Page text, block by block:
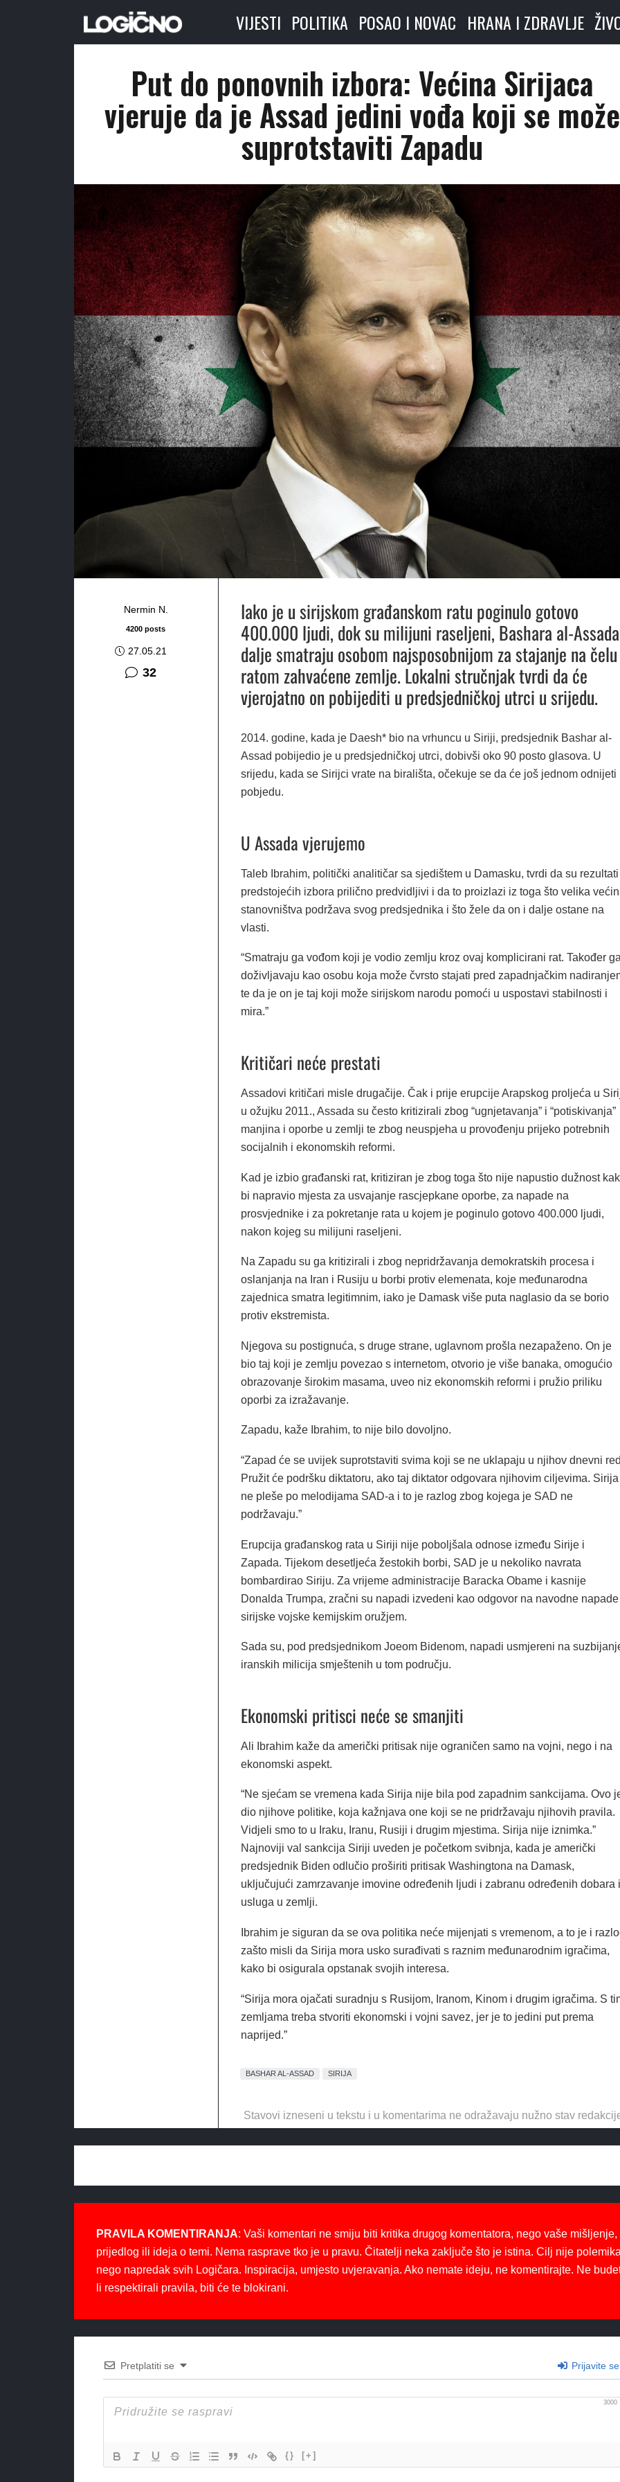
VIJESTI POLITIKA POSAO I NOVAC HRANA I ZDRAVLJE
Put do ponovnih izbora: Većina Sirijaca
vjeruje da je Assad jedini vođa koji se može
suprotstaviti Zapadu
Nermin N.
4200 posts
27.05.21
32
Iako je u sirijskom građanskom ratu poginulo gotovo
400.000 ljudi, dok su milijuni raseljeni, Bashara al-
dalje smatraju osobom najsposobnijom za stajanje na čelu
ratom zahvaćene zemlje. Lokalni stručnjak tvrdi da će
vjerojatno on pobijediti u predsjedničkoj utrci u srijedu.
2014. godine, kada je Daesh* bio na vrhuncu u Siriji, predsjednik Bashar al-
Assad pobijedio je u predsjedničkoj utrci, dobivši oko 90 posto glasova. U
srijedu, kada se Sirijci vrate na birališta, očekuje se da će još jednom odnijeti
pobjedu.
U Assada vjerujemo
Taleb Ibrahim, politički analitičar sa sjedištem u Damasku, tvrdi da su rezultati
predstojećih izbora prilično predvidljivi i da to proizlazi iz toga što velika
stanovništva podržava svog predsjednika i što žele da on i dalje ostane na
vlasti.
“Smatraju ga vođom koji je vodio zemlju kroz ovaj komplicirani rat. Također
doživljavaju kao osobu koja može čvrsto stajati pred zapadnjačkim
te da je on je taj koji može sirijskom narodu pomoći u uspostavi stabilnosti i
mira.”
Kritičari neće prestati
Assadovi kritičari misle drugačije. Čak i prije erupcije Arapskog proljeća u
u ožujku 2011., Assada su često kritizirali zbog “ugnjetavanja” i “potiskivanja”
manjina i oporbe u zemlji te zbog neuspjeha u provođenju prijeko potrebnih
socijalnih i ekonomskih reformi.
Kad je izbio građanski rat, kritiziran je zbog toga što nije napustio dužnost
bi napravio mjesta za usvajanje rascjepkane oporbe, za napade na
prosvjednike i za pokretanje rata u kojem je poginulo gotovo 400.000 ljudi,
nakon kojeg su milijuni raseljeni.
Na Zapadu su ga kritizirali i zbog nepridržavanja demokratskih procesa i
oslanjanja na Iran i Rusiju u borbi protiv elemenata, koje međunarodna
zajednica smatra legitimnim, iako je Damask više puta naglasio da se borio
protiv ekstremista.
Njegova su postignuća, s druge strane, uglavnom prošla nezapaženo. On je
bio taj koji je zemlju povezao s internetom, otvorio je više banaka, omogućio
obrazovanje širokim masama, uveo niz ekonomskih reformi i pružio priliku
oporbi za izražavanje.
Zapadu, kaže Ibrahim, to nije bilo dovoljno.
“Zapad će se uvijek suprotstaviti svima koji se ne uklapaju u njihov dnevni
Pružit će podršku diktatoru, ako taj diktator odgovara njihovim ciljevima. Sirija
ne pleše po melodijama SAD-a i to je razlog zbog kojega je SAD ne
podržavaju.”
Erupcija građanskog rata u Siriji nije poboljšala odnose između Sirije i
Zapada. Tijekom desetljeća žestokih borbi, SAD je u nekoliko navrata
bombardirao Siriju. Za vrijeme administracije Baracka Obame i kasnije
Donalda Trumpa, zračni su napadi izvedeni kao odgovor na navodne napade
sirijske vojske kemijskim oružjem.
Sada su, pod predsjednikom Joeom Bidenom, napadi usmjereni na
iranskih milicija smještenih u tom području.
Ekonomski pritisci neće se smanjiti
Ali Ibrahim kaže da američki pritisak nije ograničen samo na vojni, nego i na
ekonomski aspekt.
“Ne sjećam se vremena kada Sirija nije bila pod zapadnim sankcijama. Ovo
dio njihove politike, koja kažnjava one koji se ne pridržavaju njihovih pravila.
Vidjeli smo to u Iraku, Iranu, Rusiji i drugim mjestima. Sirija nije iznimka.”
Najnoviji val sankcija Siriji uveden je početkom svibnja, kada je američki
predsjednik Biden odlučio proširiti pritisak Washingtona na Damask,
uključujući zamrzavanje imovine određenih ljudi i zabranu određenih dobara i
usluga u zemlji.
Ibrahim je siguran da se ova politika neće mijenjati s vremenom, a to je i
zašto misli da Sirija mora usko surađivati s raznim međunarodnim igračima,
kako bi osigurala opstanak svojih interesa.
“Sirija mora ojačati suradnju s Rusijom, Iranom, Kinom i drugim igračima. S
zemljama treba stvoriti ekonomski i vojni savez, jer je to jedini put prema
naprijed.”
BASHAR AL-ASSAD SIRIJA
Stavovi izneseni u tekstu i u komentarima ne odražavaju nužno stav
PRAVILA KOMENTIRANJA: Vaši komentari ne smiju biti kritika drugog komentatora, nego vaše mišljenje,
prijedlog ili ideja o temi. Nema rasprave tko je u pravu. Čitatelji neka zaključe što je istina. Cilj nije
nego napredak svih Logičara. Inspiracija, umjesto uvjeravanja. Ako nemate ideju, ne komentirajte. Ne
li respektirali pravila, biti će te blokirani.
Pretplatiti se Prijavite se
3000
{} [+]